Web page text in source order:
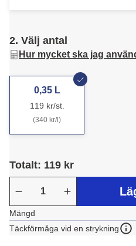
2. Välj antal
Hur mycket ska jag
0,35 L
119 kr/st.
(340 kr/l)
Totalt: 119 kr
Mängd
Täckförmåga vid en strykning